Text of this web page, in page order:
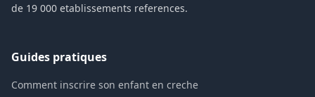
de 19 000 etablissements references.
Guides pratiques
Comment inscrire son enfant en creche